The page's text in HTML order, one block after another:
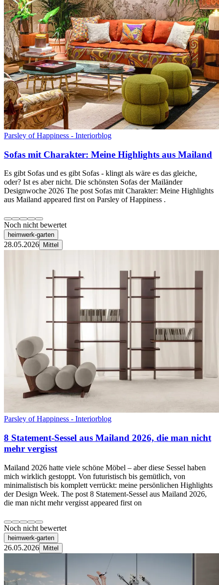
Parsley of Happiness - Interiorblog
Sofas mit Charakter: Meine Highlights aus Mailand
Es gibt Sofas und es gibt Sofas - klingt als wäre es das gleiche,
oder? Ist es aber nicht. Die schönsten Sofas der Mailänder
Designwoche 2026 The post Sofas mit Charakter: Meine Highlights
aus Mailand appeared first on Parsley of Happiness .
Noch nicht bewertet
heimwerk-garten
28.05.2026 Mittel
Parsley of Happiness - Interiorblog
8 Statement-Sessel aus Mailand 2026, die man nicht
mehr vergisst
Mailand 2026 hatte viele schöne Möbel – aber diese Sessel haben
mich wirklich gestoppt. Von futuristisch bis gemütlich, von
minimalistisch bis komplett verrückt: meine persönlichen Highlights
der Design Week. The post 8 Statement-Sessel aus Mailand 2026,
die man nicht mehr vergisst appeared first on
Noch nicht bewertet
heimwerk-garten
26.05.2026 Mittel